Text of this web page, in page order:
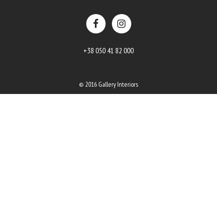
+38 050 41 82 000
© 2016 Gallery Interiors